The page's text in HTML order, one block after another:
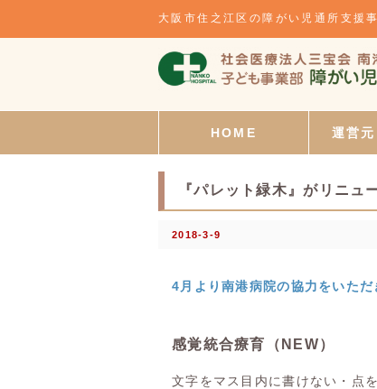
大阪市住之江区の障がい児通所支援
HOME 運営
『パレット緑木』がリニュ
2018-3-9
4月より南港病院の協力をいた
感覚統合療育（NEW）
文字をマス目内に書けない・点